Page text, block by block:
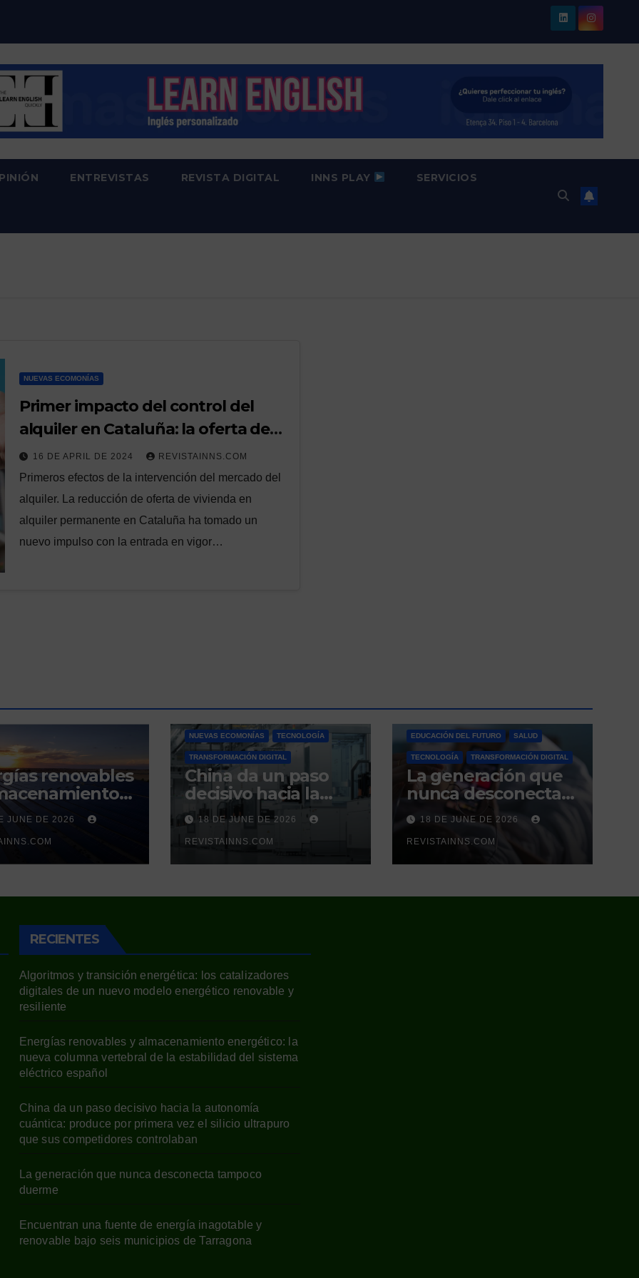
ENTREVISTAS REVISTA DIGITAL INNS PLAY SERVICIOS
NUEVAS ECOMONÍAS
Primer impacto del control del
alquiler en Cataluña: la oferta de
vivienda cae un 14% y el precio
sube un 4,6% en Barcelona
16 DE APRIL DE 2024 REVISTAINNS.COM
Primeros efectos de la intervención del mercado del
alquiler. La reducción de oferta de vivienda en
alquiler permanente en Cataluña ha tomado un
nuevo impulso con la entrada en vigor…
renovables
la nueva
vertebral
estabilidad del
eléctrico
JUNE DE 2026
NUEVAS ECOMONÍAS TECNOLOGÍA
TRANSFORMACIÓN DIGITAL
China da un paso
decisivo hacia la
autonomía
cuántica: produce
por primera vez el
silicio ultrapuro que
controlaban
18 DE JUNE DE 2026
REVISTAINNS.COM
EDUCACIÓN DEL FUTURO SALUD
TECNOLOGÍA TRANSFORMACIÓN DIGITAL
La generación que
nunca desconecta
tampoco duerme
18 DE JUNE DE 2026
REVISTAINNS.COM
RECIENTES
Algoritmos y transición energética: los catalizadores
digitales de un nuevo modelo energético renovable y
resiliente
Energías renovables y almacenamiento energético: la
nueva columna vertebral de la estabilidad del sistema
eléctrico español
China da un paso decisivo hacia la autonomía
cuántica: produce por primera vez el silicio ultrapuro
que sus competidores controlaban
La generación que nunca desconecta tampoco
duerme
Encuentran una fuente de energía inagotable y
renovable bajo seis municipios de Tarragona